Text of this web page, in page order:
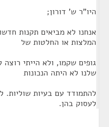
היו"ר ש' דורון;
אנחנו לא מביאים תקנות
המלצות או החלטות של
גופים שקמו, ולא הייתי
שלנו לא היתה הנכונות
לעסוק בהן.